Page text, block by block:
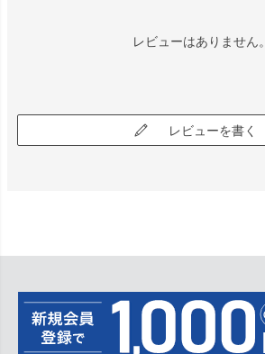
レビューはありません。
レビューを書く